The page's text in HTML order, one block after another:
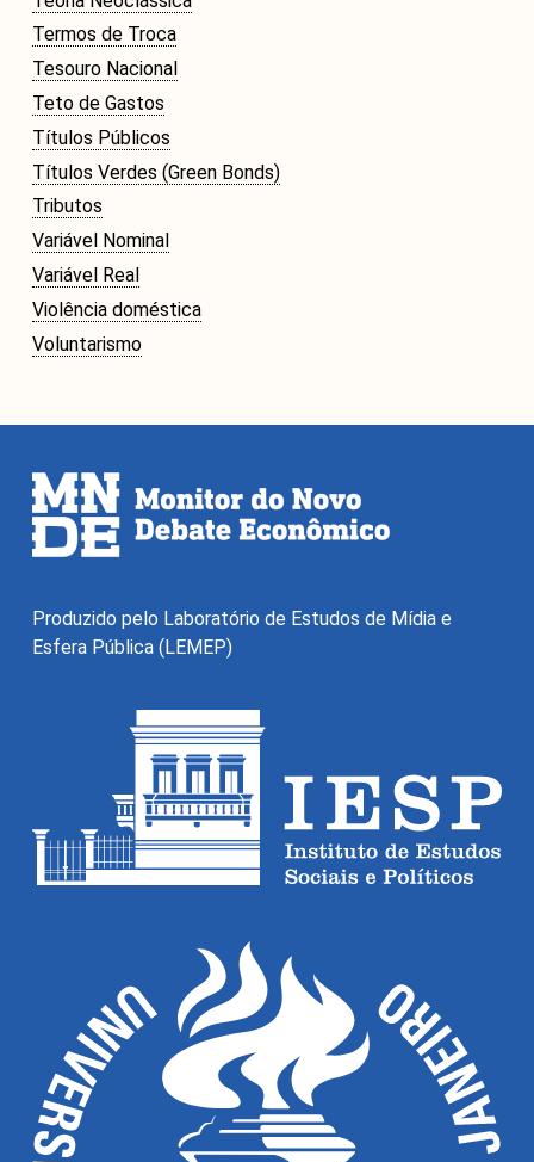
Termos de Troca
Tesouro Nacional
Teto de Gastos
Títulos Públicos
Títulos Verdes (Green Bonds)
Tributos
Variável Nominal
Variável Real
Violência doméstica
Voluntarismo
Produzido pelo Laboratório de Estudos de Mídia e
Esfera Pública (LEMEP)